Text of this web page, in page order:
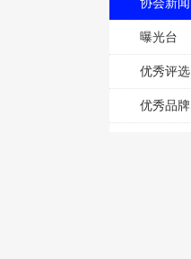
曝光台
优秀评选
优秀品牌